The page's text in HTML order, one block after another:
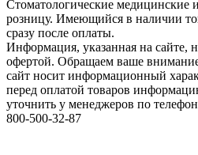
Стоматологические медицинские
розницу. Имеющийся в наличии
сразу после оплаты.
Информация, указанная на сайте,
офертой. Обращаем ваше
сайт носит информационный
перед оплатой товаров
уточнить у менеджеров по
800-500-32-87